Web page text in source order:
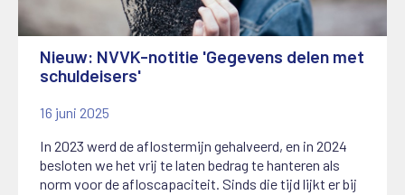
Nieuw: NVVK-notitie 'Gegevens delen met
schuldeisers'
16 juni 2025
In 2023 werd de aflostermijn gehalveerd, en in 2024
besloten we het vrij te laten bedrag te hanteren als
norm voor de afloscapaciteit. Sinds die tijd lijkt er bij